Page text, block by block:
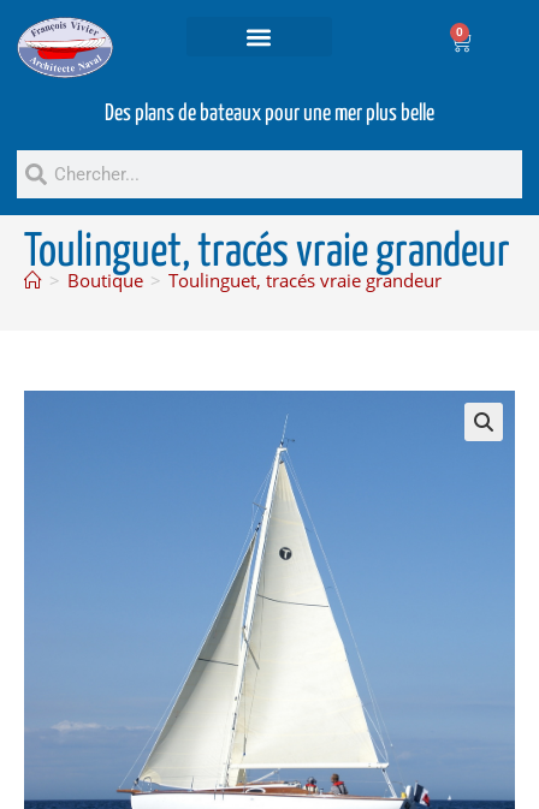
0
Des plans de bateaux pour une mer plus belle
Toulinguet, tracés vraie grandeur
> Boutique > Toulinguet, tracés vraie grandeur